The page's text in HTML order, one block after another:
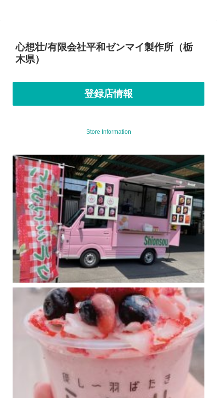
心想壮/有限会社平和ゼンマイ製作所（栃
木県）
登録店情報
Store Information